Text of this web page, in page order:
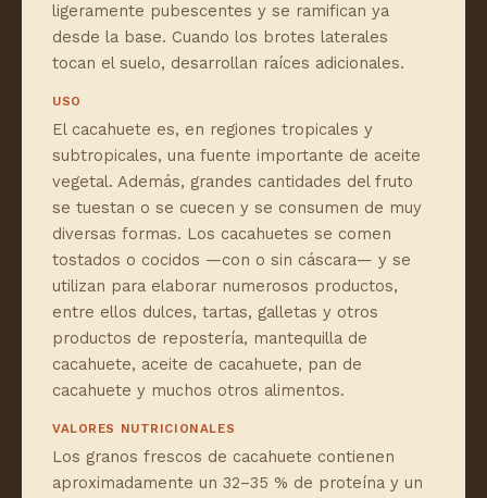
ligeramente pubescentes y se ramifican ya
desde la base. Cuando los brotes laterales
tocan el suelo, desarrollan raíces adicionales.
USO
El cacahuete es, en regiones tropicales y
subtropicales, una fuente importante de aceite
vegetal. Además, grandes cantidades del fruto
se tuestan o se cuecen y se consumen de muy
diversas formas. Los cacahuetes se comen
tostados o cocidos —con o sin cáscara— y se
utilizan para elaborar numerosos productos,
entre ellos dulces, tartas, galletas y otros
productos de repostería, mantequilla de
cacahuete, aceite de cacahuete, pan de
cacahuete y muchos otros alimentos.
VALORES NUTRICIONALES
Los granos frescos de cacahuete contienen
aproximadamente un 32–35 % de proteína y un